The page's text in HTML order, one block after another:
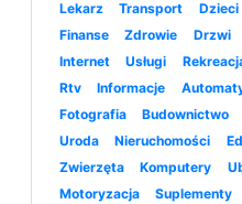
Lekarz
Transport Dzieci
Finanse
Zdrowie Drzwi
Internet
Usługi
Rtv
Informacje
Fotografia
Budownictwo
Uroda
Nieruchomości
Zwierzęta
Komputery
Motoryzacja
Suplementy